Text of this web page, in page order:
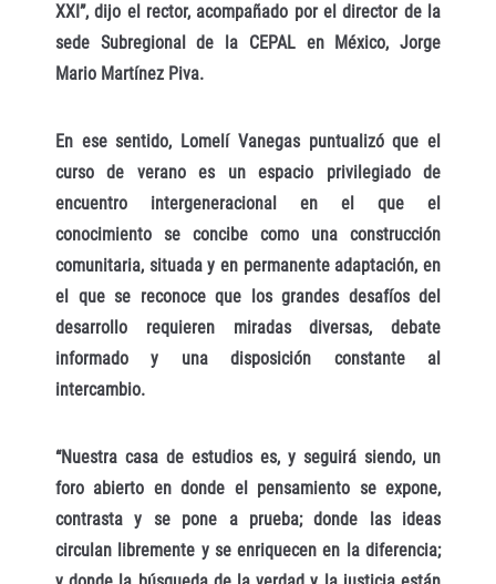
XXI”, dijo el rector, acompañado por el director de la
sede Subregional de la CEPAL en México, Jorge
Mario Martínez Piva.
En ese sentido, Lomelí Vanegas puntualizó que el
curso de verano es un espacio privilegiado de
encuentro intergeneracional en el que el
conocimiento se concibe como una construcción
comunitaria, situada y en permanente adaptación, en
el que se reconoce que los grandes desafíos del
desarrollo requieren miradas diversas, debate
informado y una disposición constante al
intercambio.
“Nuestra casa de estudios es, y seguirá siendo, un
foro abierto en donde el pensamiento se expone,
contrasta y se pone a prueba; donde las ideas
circulan libremente y se enriquecen en la diferencia;